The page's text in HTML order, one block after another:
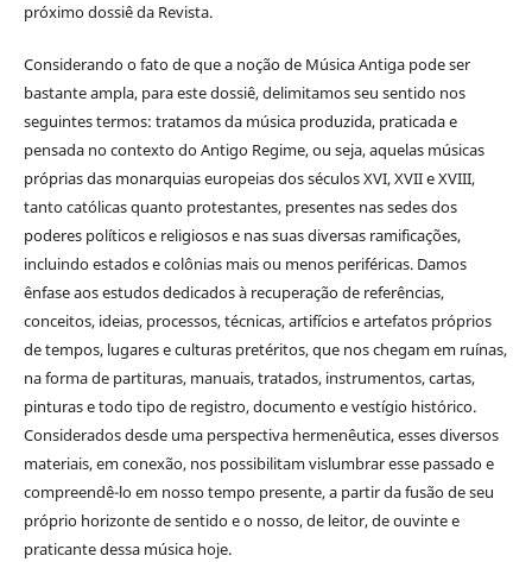
próximo dossiê da Revista.
Considerando o fato de que a noção de Música Antiga pode ser
bastante ampla, para este dossiê, delimitamos seu sentido nos
seguintes termos: tratamos da música produzida, praticada e
pensada no contexto do Antigo Regime, ou seja, aquelas músicas
próprias das monarquias europeias dos séculos XVI, XVII e XVIII,
tanto católicas quanto protestantes, presentes nas sedes dos
poderes políticos e religiosos e nas suas diversas ramificações,
incluindo estados e colônias mais ou menos periféricas. Damos
ênfase aos estudos dedicados à recuperação de referências,
conceitos, ideias, processos, técnicas, artifícios e artefatos próprios
de tempos, lugares e culturas pretéritos, que nos chegam em ruínas,
na forma de partituras, manuais, tratados, instrumentos, cartas,
pinturas e todo tipo de registro, documento e vestígio histórico.
Considerados desde uma perspectiva hermenêutica, esses diversos
materiais, em conexão, nos possibilitam vislumbrar esse passado e
compreendê-lo em nosso tempo presente, a partir da fusão de seu
próprio horizonte de sentido e o nosso, de leitor, de ouvinte e
praticante dessa música hoje.